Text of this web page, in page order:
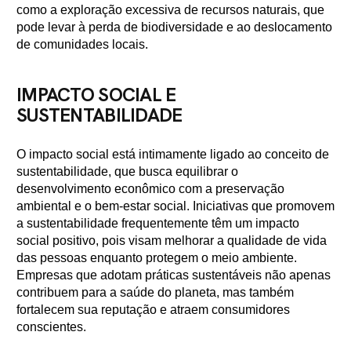
como a exploração excessiva de recursos naturais, que
pode levar à perda de biodiversidade e ao deslocamento
de comunidades locais.
IMPACTO SOCIAL E
SUSTENTABILIDADE
O impacto social está intimamente ligado ao conceito de
sustentabilidade, que busca equilibrar o
desenvolvimento econômico com a preservação
ambiental e o bem-estar social. Iniciativas que promovem
a sustentabilidade frequentemente têm um impacto
social positivo, pois visam melhorar a qualidade de vida
das pessoas enquanto protegem o meio ambiente.
Empresas que adotam práticas sustentáveis não apenas
contribuem para a saúde do planeta, mas também
fortalecem sua reputação e atraem consumidores
conscientes.